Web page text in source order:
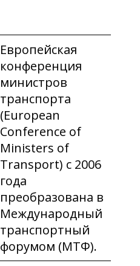
Европейская
конференция
министров
транспорта
(European
Conference of
Ministers of
Transport) с 2006
года
преобразована в
Международный
транспортный
форумом (МТФ).